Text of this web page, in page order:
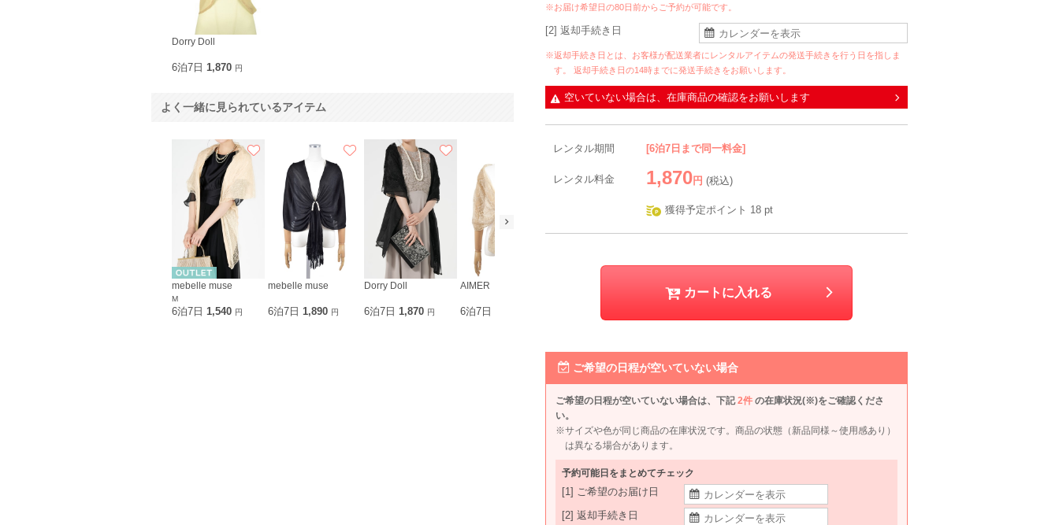
※お届け希望日の80日前からご予約が可能です。
[2] 返却手続き日
※返却手続き日とは、お客様が配送業者にレンタルアイテムの発送手続きを行う日を指しま
す。 返却手続き日の14時までに発送手続きをお願いします。
空いていない場合は、在庫商品の確認をお願いします
レンタル期間 [6泊7日まで同一料金]
レンタル料金 1,870 円 (税込)
獲得予定ポイント 18 pt
カートに入れる
ご希望の日程が空いていない場合
ご希望の日程が空いていない場合は、下記2件 の在庫状況(※)をご確認くださ
い。
※サイズや色が同じ商品の在庫状況です。商品の状態（新品同様～使用感あり）
は異なる場合があります。
予約可能日をまとめてチェック
[1] ご希望のお届け日
[2] 返却手続き日
Dorry Doll
6泊7日 1,870 円
よく一緒に見られているアイテム
mebelle muse
M
6泊7日 1,540 円
mebelle muse
6泊7日1,890 円
Dorry Doll
6泊7日1,870 円
AIMER
6泊7日
Agreable DELLISE NOIR